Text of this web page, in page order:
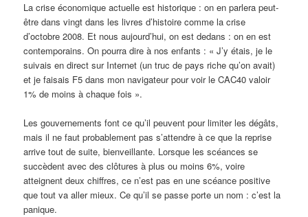
La crise économique actuelle est historique : on en parlera peut-
être dans vingt dans les livres d’histoire comme la crise
d’octobre 2008. Et nous aujourd’hui, on est dedans : on en est
contemporains. On pourra dire à nos enfants : « J’y étais, je le
suivais en direct sur Internet (un truc de pays riche qu’on avait)
et je faisais F5 dans mon navigateur pour voir le CAC40 valoir
1% de moins à chaque fois ».
Les gouvernements font ce qu’il peuvent pour limiter les dégâts,
mais il ne faut probablement pas s’attendre à ce que la reprise
arrive tout de suite, bienveillante. Lorsque les scéances se
succèdent avec des clôtures à plus ou moins 6%, voire
atteignent deux chiffres, ce n’est pas en une scéance positive
que tout va aller mieux. Ce qu’il se passe porte un nom : c’est la
panique.